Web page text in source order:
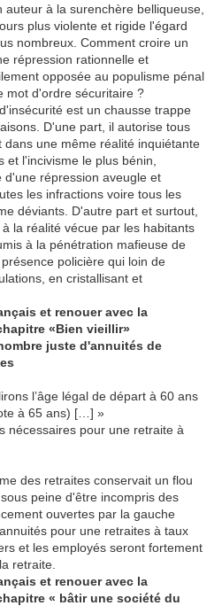
à la surenchère belliqueuse,
plus violente et rigide l'égard
nombreux. Comment croire un
répression rationnelle et
opposée au populisme pénal
mot d'ordre sécuritaire ?
est un chausse trappe
D'une part, il autorise tous
une même réalité inquiétante
et l'incivisme le plus bénin,
répression aveugle et
les infractions voire tous les
déviants. D'autre part et surtout,
la réalité vécue par les habitants
à la pénétration mafieuse de
policière qui loin de
en cristallisant et
et renouer avec la
«Bien vieillir»
juste d'annuités de
l’âge légal de départ à 60 ans
à 65 ans) […] »
pour une retraite à
des retraites conservait un flou
peine d'être incompris des
ouvertes par la gauche
pour une retraites à taux
et les employés seront fortement
retraite.
et renouer avec la
« bâtir une société du